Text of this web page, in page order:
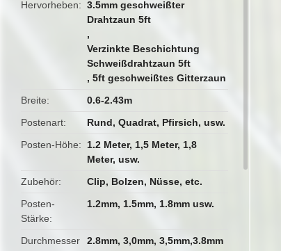
Hervorheben
3.5mm geschweißter
Drahtzaun 5ft
,
Verzinkte Beschichtung
Schweißdrahtzaun 5ft
,5ft geschweißtes Gitterzaun
Breite
0.6-2.43m
Postenart
Rund, Quadrat, Pfirsich, usw.
Posten-Höhe
1.2 Meter, 1,5 Meter, 1,8
Meter, usw.
Zubehör
Clip, Bolzen, Nüsse, etc.
Posten-
Stärke
1.2mm, 1.5mm, 1.8mm usw.
Durchmesser
2.8mm, 3,0mm, 3,5mm,3.8mm